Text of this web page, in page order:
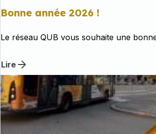
Bonne année 2026 !
Le réseau QUB vous souhaite une
Lire